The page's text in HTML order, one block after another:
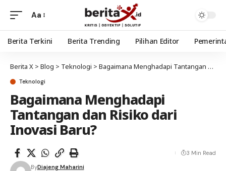
Aa
Berita Terkini Berita Trending Pilihan Editor
Berita X > Blog > Teknologi > Bagaimana Menghadapi Tantangan dan Risiko dari Inovasi Baru?
Teknologi
Bagaimana Menghadapi
Tantangan dan Risiko dari
Inovasi Baru?
ByDiajeng Maharini
3 Min Read